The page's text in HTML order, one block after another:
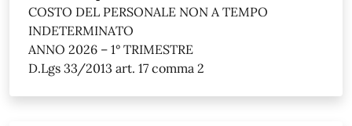
COSTO DEL PERSONALE NON A TEMPO
INDETERMINATO
ANNO 2026 – 1° TRIMESTRE
D.Lgs 33/2013 art. 17 comma 2